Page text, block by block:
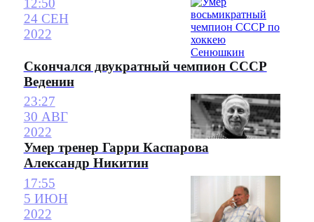
12:50
24 СЕН
2022
Скончался двукратный чемпион СССР
Веденин
23:27
30 АВГ
2022
Умер тренер Гарри Каспарова
Александр Никитин
17:55
5 ИЮН
2022